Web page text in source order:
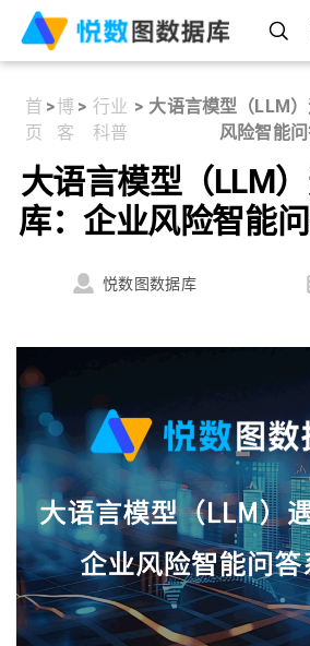
首
页
>博
客
> 行业
科普
> 大语言模型（LLM
风险智能
大语言模型（LLM
库：企业风险智能
悦数图数据库